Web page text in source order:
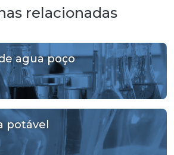
relacionadas
agua poço
potável